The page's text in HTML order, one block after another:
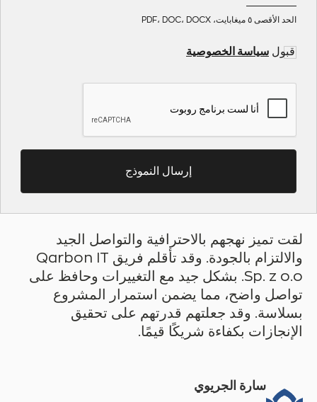
لقت تميز نهجهم بالاحترافية والتواصل الجيد
والالتزام بالجودة. وقد تأقلم فريق Qarbon IT
Sp. z o.o. بشكل جيد مع التغييرات وحافظ على
تواصل واضح، مما يضمن استمرار المشروع
بسلاسة. وقد جعلتهم قدرتهم على تحقيق
الإنجازات بكفاءة شريكًا قيمًا.
سارة الجريوي
الحد الأقصى ٥ ميغابايت، PDF، DOC، DOCX
قبول سياسة الخصوصية